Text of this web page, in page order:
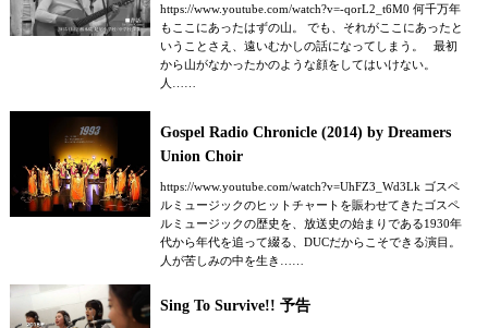
https://www.youtube.com/watch?v=-qorL2_t6M0 何千万年
もここにあったはずの山。 でも、それがここにあったと
いうことさえ、遠いむかしの話になってしまう。 最初
から山がなかったかのような顔をしてはいけない。
人……
Gospel Radio Chronicle (2014) by Dreamers
Union Choir
https://www.youtube.com/watch?v=UhFZ3_Wd3Lk ゴスペ
ルミュージックのヒットチャートを賑わせてきたゴスペ
ルミュージックの歴史を、放送史の始まりである1930年
代から年代を追って綴る、DUCだからこそできる演目。
人が苦しみの中を生き……
Sing To Survive!! 予告